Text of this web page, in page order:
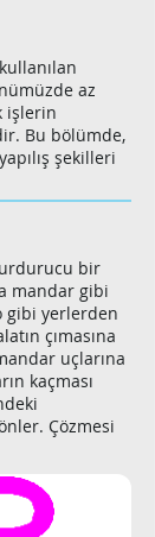
az
işlerin
Bu bölümde,
şekilleri
bir
mandar gibi
gibi yerlerden
çımasına
uçlarına
kaçması
Çözmesi